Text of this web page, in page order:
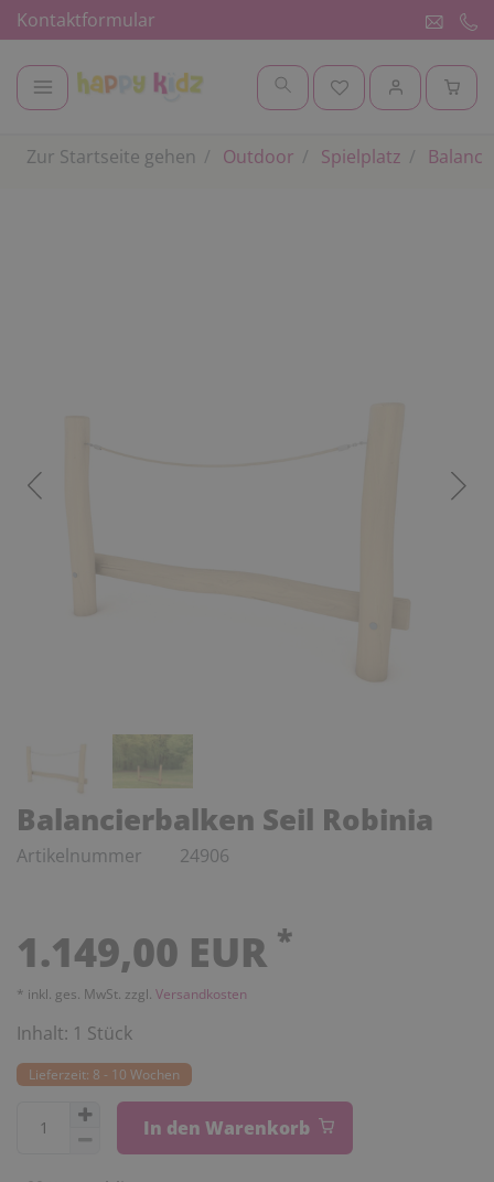
Kontaktformular
Zur Startseite gehen Outdoor Spielplatz
Balancierbalken Seil Robinia
Artikelnummer 24906
1.149,00 EUR *
* inkl. ges. MwSt. zzgl. Versandkosten
Inhalt: 1 Stück
Lieferzeit: 8 - 10 Wochen
In den Warenkorb